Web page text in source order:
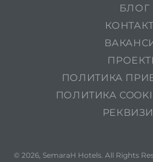
БЛОГ
ПОЛИТИКА
ПОЛИТИКА
© 2026, SemaraH Hotels. All Rights